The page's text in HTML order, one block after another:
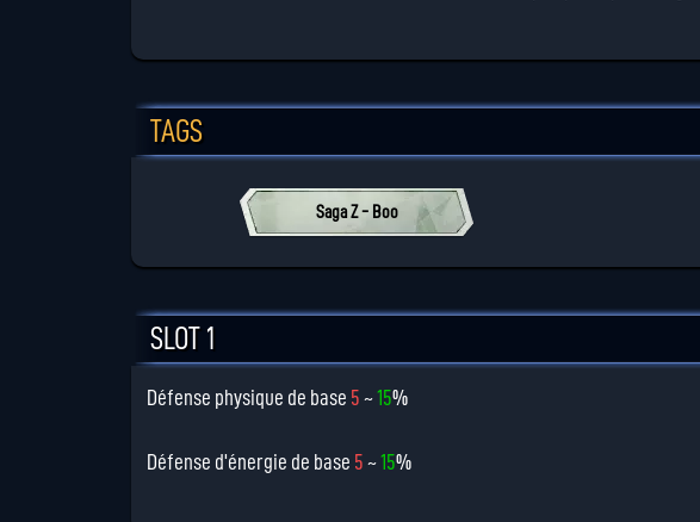
TAGS
Saga Z - Boo
SLOT 1
Défense physique de base 5 ~15%
Défense d'énergie de base 5 ~15%